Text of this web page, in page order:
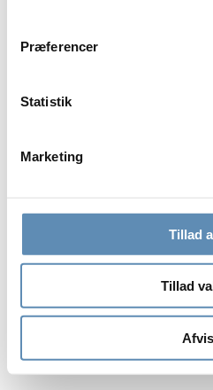
Præferencer
Statistik
Marketing
Tillad
Tillad
Afvis